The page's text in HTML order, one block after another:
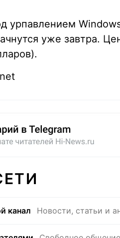
урпавлением
уже завтра.
канал Новости, статьи и